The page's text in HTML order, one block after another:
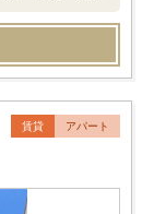
賃貸 アパート